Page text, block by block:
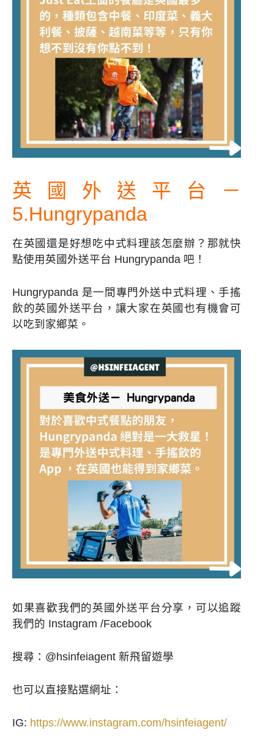
英國外送平台－
5.Hungrypanda
在英國還是好想吃中式料理該怎麼辦？那就快
點使用英國外送平台 Hungrypanda 吧！
Hungrypanda 是一間專門外送中式料理、手搖
飲的英國外送平台，讓大家在英國也有機會可
以吃到家鄉菜。
如果喜歡我們的英國外送平台分享，可以追蹤
我們的 Instagram /Facebook
搜尋： @hsinfeiagent 新飛留遊學
也可以直接點選網址：
IG: https://www.instagram.com/hsinfeiagent/